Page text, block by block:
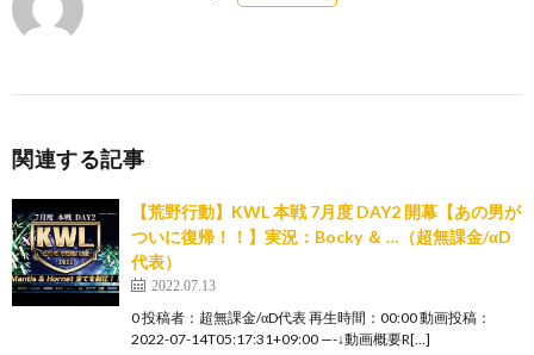
関連する記事
【荒野行動】KWL 本戦 7月度 DAY2 開幕【あの男が
ついに復帰！！】実況：Bocky ＆ …（超無課金/αD
代表）
2022.07.13
0 投稿者：超無課金/αD代表 再生時間：00:00 動画投稿：
2022-07-14T05:17:31+09:00 —-↓動画概要R[…]